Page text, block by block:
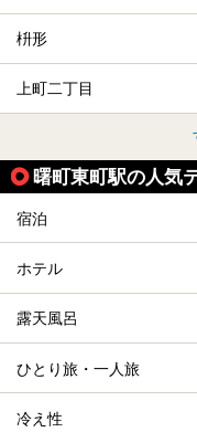
枡形
上町二丁目
曙町東町駅の人気
宿泊
ホテル
露天風呂
ひとり旅・一人旅
冷え性